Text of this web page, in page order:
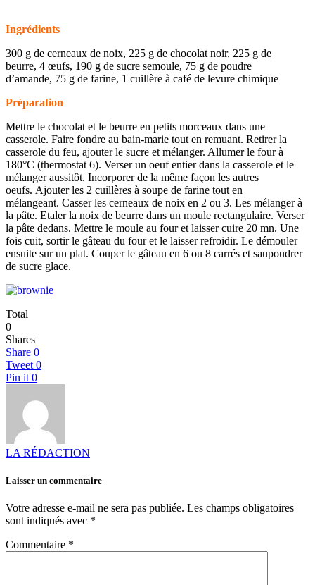
Ingrédients
300 g de cerneaux de noix, 225 g de chocolat noir, 225 g de
beurre, 4 œufs, 190 g de sucre semoule, 75 g de poudre
d’amande, 75 g de farine, 1 cuillère à café de levure chimique
Préparation
Mettre le chocolat et le beurre en petits morceaux dans une
casserole. Faire fondre au bain-marie tout en remuant. Retirer la
casserole du feu, ajouter le sucre et mélanger. Allumer le four à
180°C (thermostat 6). Verser un oeuf entier dans la casserole et le
mélanger aussitôt. Incorporer de la même façon les autres
oeufs. Ajouter les 2 cuillères à soupe de farine tout en
mélangeant. Casser les cerneaux de noix en 2 ou 3. Les mélanger à
la pâte. Etaler la noix de beurre dans un moule rectangulaire. Verser
la pâte dedans. Mettre le moule au four et laisser cuire 20 mn. Une
fois cuit, sortir le gâteau du four et le laisser refroidir. Le démouler
ensuite sur un plat. Couper le gâteau en 6 ou 8 carrés et saupoudrer
de sucre glace.
Total
0
Shares
Share 0
Tweet 0
Pin it 0
LA RÉDACTION
Laisser un commentaire
Votre adresse e-mail ne sera pas publiée. Les champs obligatoires
sont indiqués avec *
Commentaire *